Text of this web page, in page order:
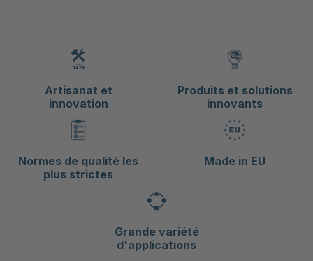
Artisanat et
innovation
Produits et solutions
innovants
Normes de qualité les
plus strictes
Made in EU
Grande variété
d'applications